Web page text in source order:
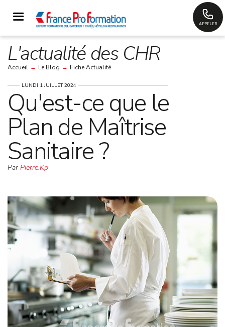
APPELER
L'actualité des CHR
Accueil → Le Blog → Fiche Actualité
LUNDI 1 JUILLET 2024
Qu'est-ce que le
Plan de Maîtrise
Sanitaire ?
Par Pierre.Kp